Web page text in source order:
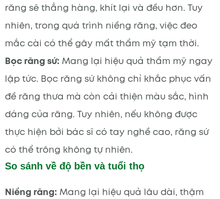
răng sẽ thẳng hàng, khít lại và đều hơn. Tuy
nhiên, trong quá trình niềng răng, việc đeo
mắc cài có thể gây mất thẩm mỹ tạm thời.
Bọc răng sứ: Mang lại hiệu quả thẩm mỹ ngay
lập tức. Bọc răng sứ không chỉ khắc phục vấn
đề răng thưa mà còn cải thiện màu sắc, hình
dáng của răng. Tuy nhiên, nếu không được
thực hiện bởi bác sĩ có tay nghề cao, răng sứ
có thể trông không tự nhiên.
So sánh về độ bền và tuổi thọ
Niềng răng: Mang lại hiệu quả lâu dài, thậm